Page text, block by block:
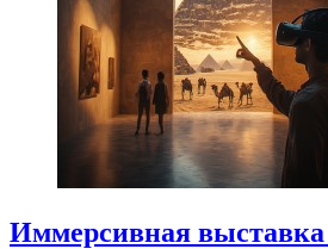
Иммерсивная выставка